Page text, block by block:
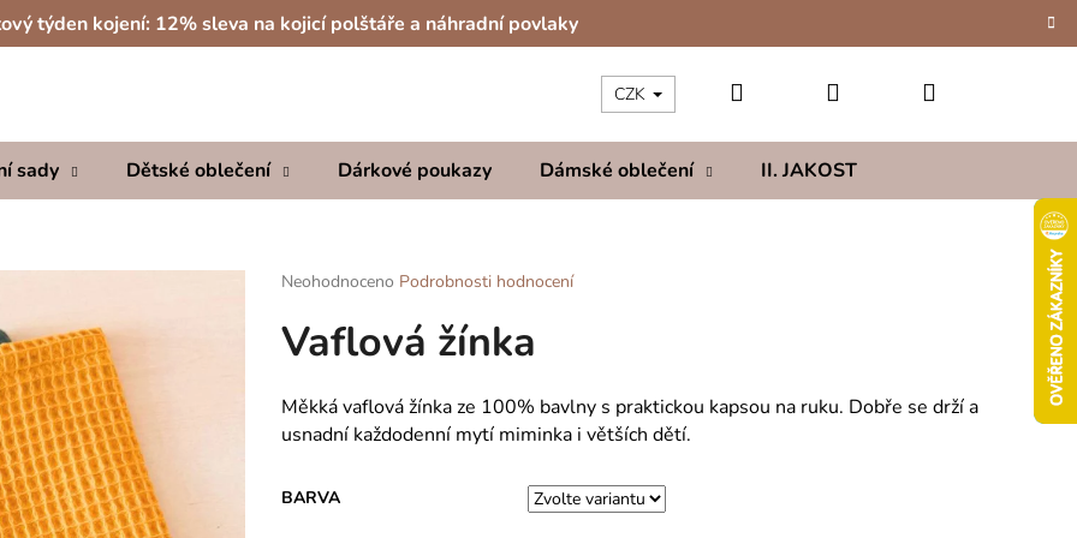
týden kojení: 12% sleva na kojicí polštáře a náhradní povlaky
sady Dětské oblečení Dárkové poukazy Dámské oblečení II. JAKOST
CZK Hledat PřihlášeníNákupní
Průměrné
produktu
je
z
5
hvězdiček.
Neohodnoceno Podrobnosti hodnocení
Vaflová žínka
Měkká vaflová žínka ze 100% bavlny s praktickou kapsou na ruku. Dobře se drží a
usnadní každodenní mytí miminka i větších dětí.
BARVA
Co potřebujete najít?
Doporučujeme